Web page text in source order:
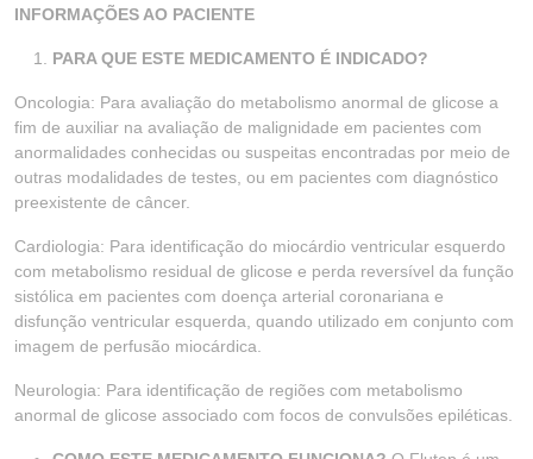
INFORMAÇÕES AO PACIENTE
PARA QUE ESTE MEDICAMENTO É INDICADO?
Oncologia: Para avaliação do metabolismo anormal de glicose a
fim de auxiliar na avaliação de malignidade em pacientes com
anormalidades conhecidas ou suspeitas encontradas por meio de
outras modalidades de testes, ou em pacientes com diagnóstico
preexistente de câncer.
Cardiologia: Para identificação do miocárdio ventricular esquerdo
com metabolismo residual de glicose e perda reversível da função
sistólica em pacientes com doença arterial coronariana e
disfunção ventricular esquerda, quando utilizado em conjunto com
imagem de perfusão miocárdica.
Neurologia: Para identificação de regiões com metabolismo
anormal de glicose associado com focos de convulsões epiléticas.